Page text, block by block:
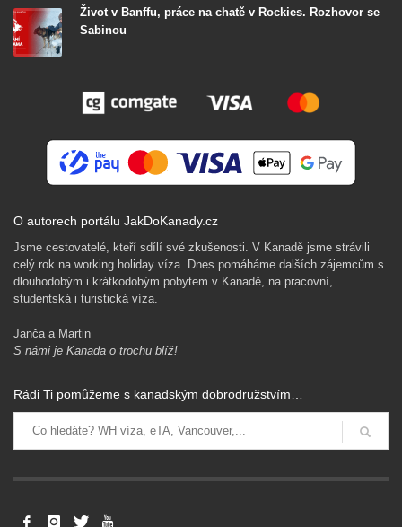
Život v Banffu, práce na chatě v Rockies. Rozhovor se
Sabinou
O autorech portálu JakDoKanady.cz
Jsme cestovatelé, kteří sdílí své zkušenosti. V Kanadě jsme strávili
celý rok na working holiday víza. Dnes pomáháme dalších zájemcům s
dlouhodobým i krátkodobým pobytem v Kanadě, na pracovní,
studentská i turistická víza.
Janča a Martin
S námi je Kanada o trochu blíž!
Rádi Ti pomůžeme s kanadským dobrodružstvím…